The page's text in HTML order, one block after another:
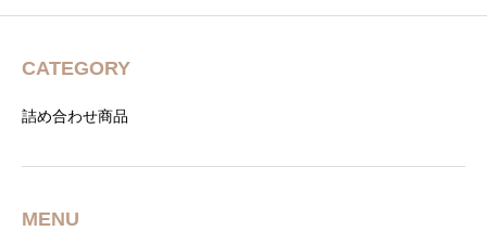
CATEGORY
詰め合わせ商品
MENU